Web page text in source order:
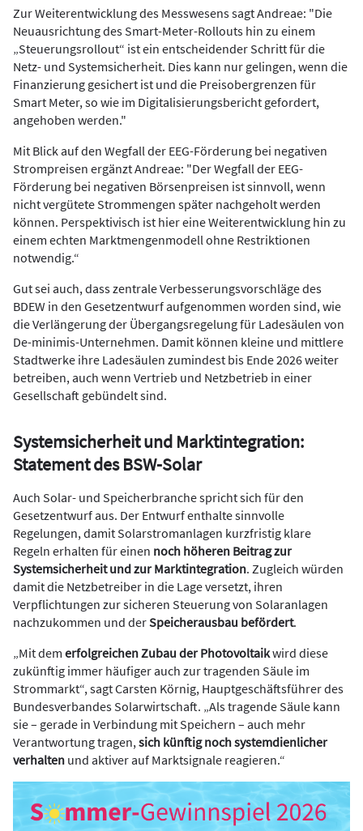
Zur Weiterentwicklung des Messwesens sagt Andreae: "Die
Neuausrichtung des Smart-Meter-Rollouts hin zu einem
„Steuerungsrollout“ ist ein entscheidender Schritt für die
Netz- und Systemsicherheit. Dies kann nur gelingen, wenn die
Finanzierung gesichert ist und die Preisobergrenzen für
Smart Meter, so wie im Digitalisierungsbericht gefordert,
angehoben werden."
Mit Blick auf den Wegfall der EEG-Förderung bei negativen
Strompreisen ergänzt Andreae: "Der Wegfall der EEG-
Förderung bei negativen Börsenpreisen ist sinnvoll, wenn
nicht vergütete Strommengen später nachgeholt werden
können. Perspektivisch ist hier eine Weiterentwicklung hin zu
einem echten Marktmengenmodell ohne Restriktionen
notwendig.“
Gut sei auch, dass zentrale Verbesserungsvorschläge des
BDEW in den Gesetzentwurf aufgenommen worden sind, wie
die Verlängerung der Übergangsregelung für Ladesäulen von
De-minimis-Unternehmen. Damit können kleine und mittlere
Stadtwerke ihre Ladesäulen zumindest bis Ende 2026 weiter
betreiben, auch wenn Vertrieb und Netzbetrieb in einer
Gesellschaft gebündelt sind.
Systemsicherheit und Marktintegration:
Statement des BSW-Solar
Auch Solar- und Speicherbranche spricht sich für den
Gesetzentwurf aus. Der Entwurf enthalte sinnvolle
Regelungen, damit Solarstromanlagen kurzfristig klare
Regeln erhalten für einen noch höheren Beitrag zur
Systemsicherheit und zur Marktintegration. Zugleich würden
damit die Netzbetreiber in die Lage versetzt, ihren
Verpflichtungen zur sicheren Steuerung von Solaranlagen
nachzukommen und derSpeicherausbau befördert.
„Mit dem erfolgreichen Zubau der Photovoltaikwird diese
zukünftig immer häufiger auch zur tragenden Säule im
Strommarkt“, sagt Carsten Körnig, Hauptgeschäftsführer des
Bundesverbandes Solarwirtschaft. „Als tragende Säule kann
sie – gerade in Verbindung mit Speichern – auch mehr
Verantwortung tragen,sich künftig noch systemdienlicher
verhalten und aktiver auf Marktsignale reagieren.“